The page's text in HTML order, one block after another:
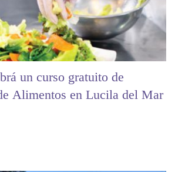
un curso gratuito de
Alimentos en Lucila del Mar